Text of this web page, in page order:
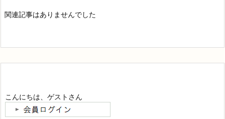
関連記事はありませんでした
こんにちは、ゲストさん